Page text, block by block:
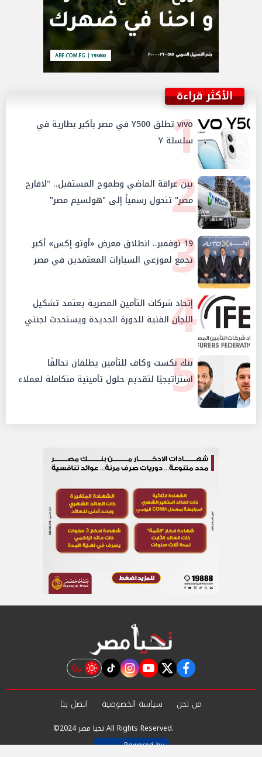
الأكثر قراءة
1
vivo تطلق Y500 في مصر بأكبر بطارية في
سلسلة Y
2
بين عراقة الماضي وطموح المستقبل.. "لافارچ
مصر" تتحول رسمياً إلى "هولسيم مصر"
319 نوفمبر.. انطلاق معرض «أوتو إكس» أكبر
تجمع لموزعي السيارات المعتمدين في مصر
4
إتحاد شركات التأمين المصرية يعتمد تشكيل
اللجان الفنية للدورة الجديدة ويستحدث لجنتي
الأمن السيبراني والإستثمار والإدخار
5
بنك نكست وكاف للتأمين يطلقان تحالفًا
استراتيجيًا لتقديم حلول تأمينية متكاملة لعملاء
البنك
facebook
twitter
youtube
instagram
tiktok
من نحن سياسة الخصوصية اتصل بنا
©2024 تحيا مصر All Rights Reserved.
Powered by